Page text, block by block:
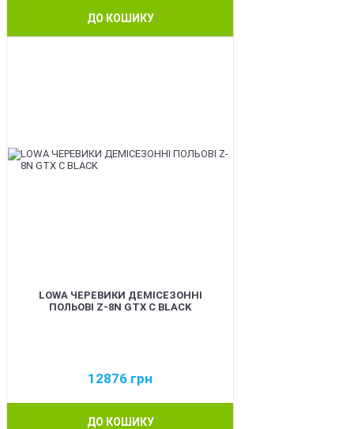
ДО КОШИКУ
LOWA ЧЕРЕВИКИ ДЕМІСЕЗОННІ
ПОЛЬОВІ Z-8N GTX C BLACK
12876 грн
ДО КОШИКУ